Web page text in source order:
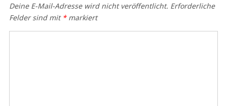
Deine E-Mail-Adresse wird nicht veröffentlicht. Erforderliche
Felder sind mit *markiert